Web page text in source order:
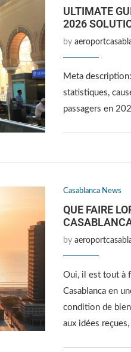
ULTIMATE
2026
by
Meta
statistiques,
passagers en
Casablanca News
QUE FAIRE
by
Oui, il est tout à
Casablanca en
condition de
aux idées